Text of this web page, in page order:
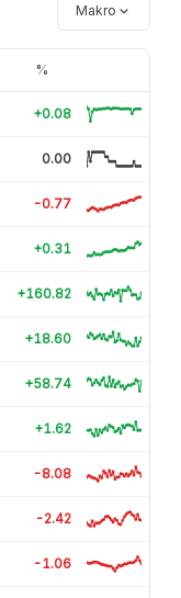
Makro
%
+0.08
0.00
-0.77
+0.31
+160.82
+18.60
+58.74
+1.62
-8.08
-2.42
-1.06